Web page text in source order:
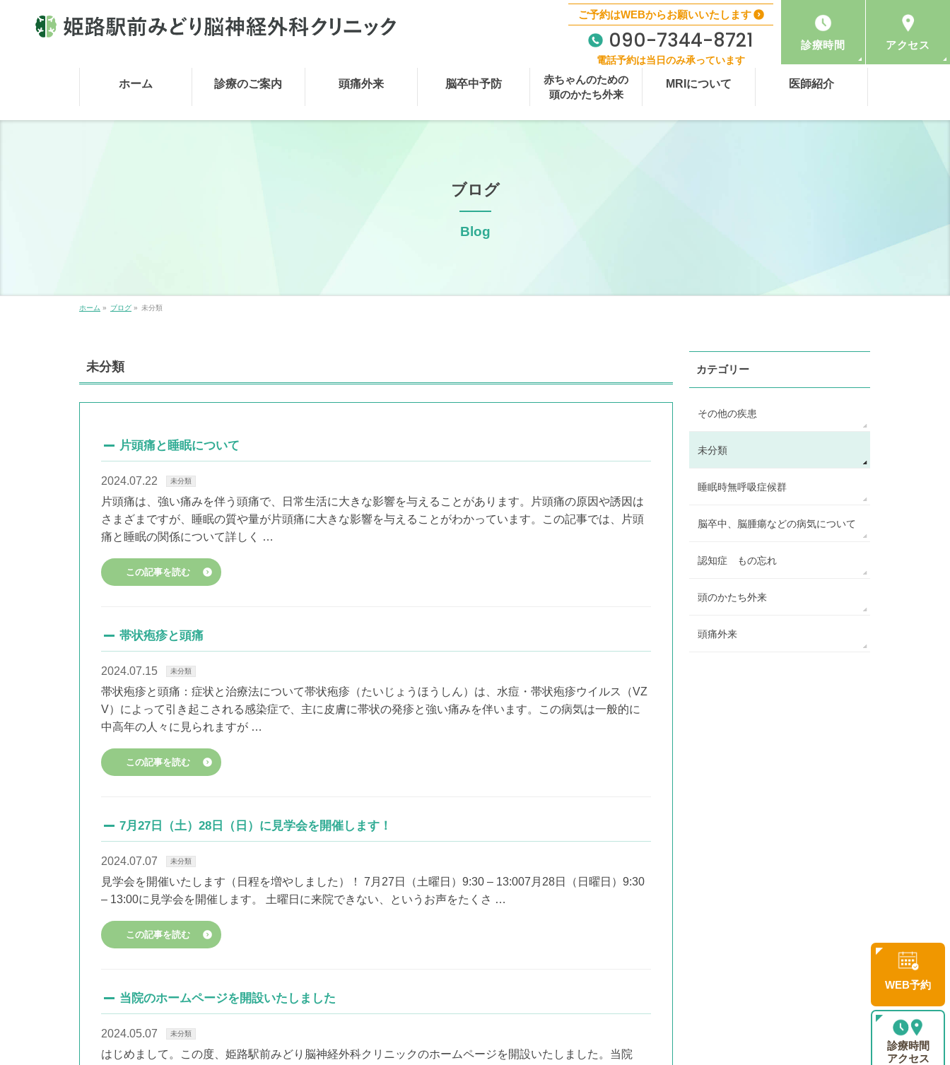
ご予約はWEBからお願いいたします
090-7344-8721
電話予約は当日のみ承っています
診療時間 アクセス
ホーム 診療のご案内 頭痛外来 脳卒中予防
赤ちゃんのための
頭のかたち外来
MRIについて 医師紹介
ブログ
ホーム » ブログ » 未分類
未分類
片頭痛と睡眠について
2024.07.22 未分類
片頭痛は、強い痛みを伴う頭痛で、日常生活に大きな影響を与えることがあります。片頭痛の原因や誘因は
さまざまですが、睡眠の質や量が片頭痛に大きな影響を与えることがわかっています。この記事では、片頭
痛と睡眠の関係について詳しく …
この記事を読む
帯状疱疹と頭痛
2024.07.15 未分類
帯状疱疹と頭痛：症状と治療法について帯状疱疹（たいじょうほうしん）は、水痘・帯状疱疹ウイルス（VZ
V）によって引き起こされる感染症で、主に皮膚に帯状の発疹と強い痛みを伴います。この病気は一般的に
中高年の人々に見られますが …
この記事を読む
7月27日（土）28日（日）に見学会を開催します！
2024.07.07 未分類
見学会を開催いたします（日程を増やしました）！ 7月27日（土曜日）9:30 – 13:007月28日（日曜日）9:30
– 13:00に見学会を開催します。 土曜日に来院できない、というお声をたくさ …
この記事を読む
当院のホームページを開設いたしました
2024.05.07 未分類
はじめまして。この度、姫路駅前みどり脳神経外科クリニックのホームページを開設いたしました。当院
カテゴリー
その他の疾患
未分類
睡眠時無呼吸症候群
脳卒中、脳腫瘍などの病気について
認知症 もの忘れ
頭のかたち外来
頭痛外来
WEB予約
診療時間
アクセス